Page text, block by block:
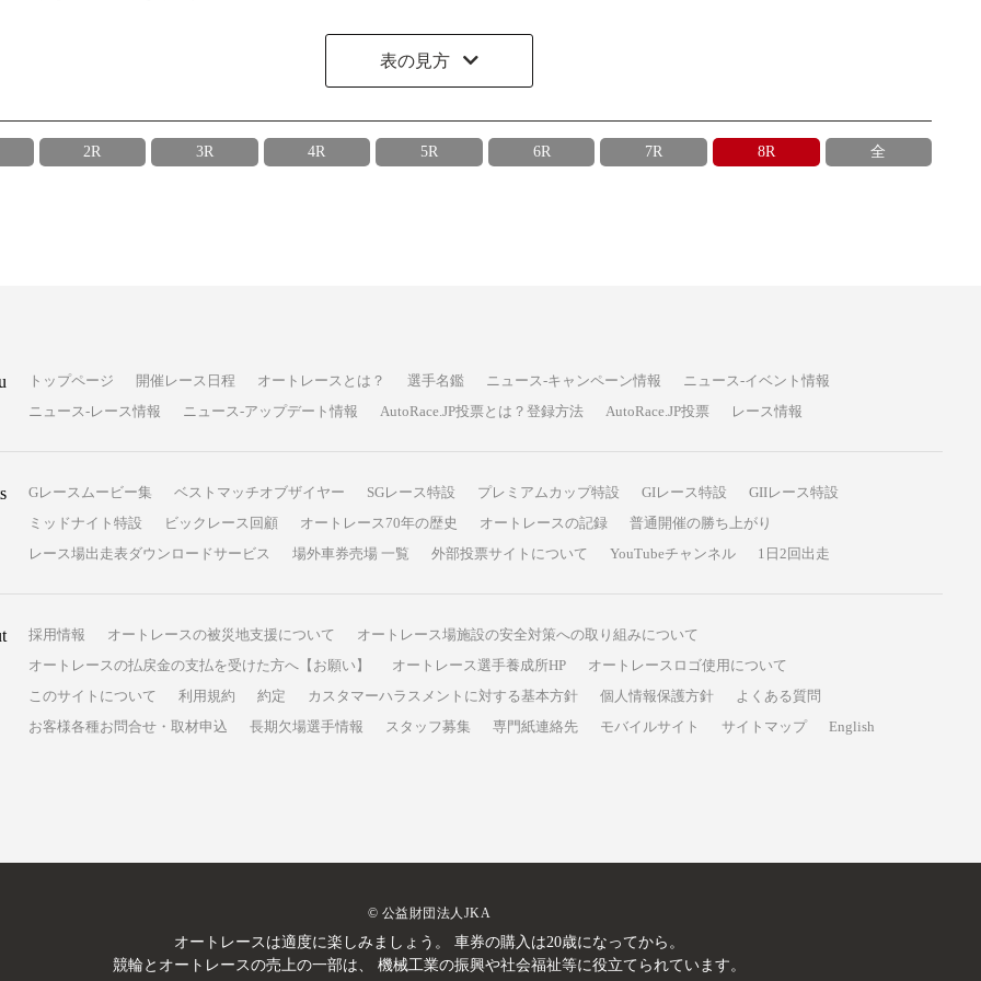
表の見方
2R 3R 4R 5R 6R 7R 8R 全
トップページ 開催レース日程 オートレースとは？ 選手名鑑 ニュース-キャンペーン情報
ニュース-イベント情報
ニュース-レース情報
ニュース-アップデート情報 AutoRace.JP投票とは？登録方法 AutoRace.JP投票 レース情報
Gレースムービー集 ベストマッチオブザイヤー SGレース特設 プレミアムカップ特設 GIレース特設
GIIレース特設
ミッドナイト特設
ビックレース回顧 オートレース70年の歴史 オートレースの記録
普通開催の勝ち上がり
レース場出走表ダウンロードサービス
場外車券売場 一覧 外部投票サイトについて YouTubeチャンネル 1日2回出走
採用情報 オートレースの被災地支援について
オートレース場施設の安全対策への取り組みについて
オートレースの払戻金の支払を受けた方へ【お願い】
オートレース選手養成所HP
オートレースロゴ使用について
このサイトについて
利用規約 約定 カスタマーハラスメントに対する基本方針 個人情報保護方針
よくある質問
お客様各種お問合せ・取材申込
長期欠場選手情報 スタッフ募集 専門紙連絡先 モバイルサイト サイトマップ English
© 公益財団法人JKA
オートレースは適度に楽しみましょう。
車券の購入は20歳になってから。
競輪とオートレースの売上の一部は、
機械工業の振興や社会福祉等に役立てられています。